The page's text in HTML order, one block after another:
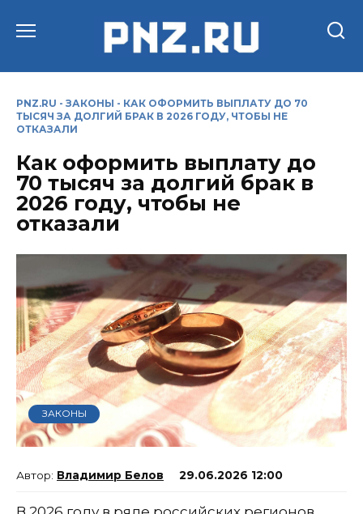
PNZ.RU - ЗАКОНЫ - КАК ОФОРМИТЬ ВЫПЛАТУ ДО 70
ТЫСЯЧ ЗА ДОЛГИЙ БРАК В 2026 ГОДУ, ЧТОБЫ НЕ
ОТКАЗАЛИ
Как оформить выплату до
70 тысяч за долгий брак в
2026 году, чтобы не
отказали
ЗАКОНЫ
Владимир Белов 29.06.2026 12:00